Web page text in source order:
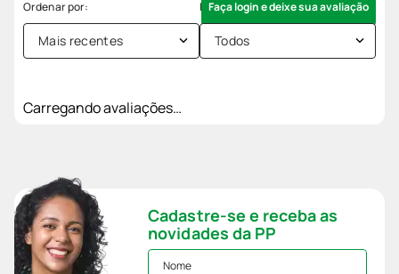
Faça login e deixe sua avaliação
Mais recentes Todos
Carregando avaliações…
Cadastre-se e receba as
novidades da PP